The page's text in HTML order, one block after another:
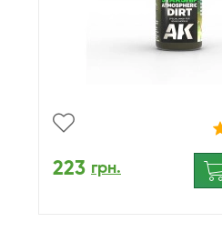
223 грн.